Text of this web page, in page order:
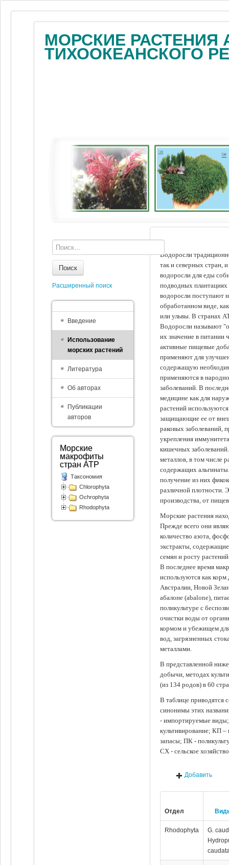
МОРСКИЕ РАСТЕНИЯ
ТИХООКЕАНСКОГО
Водоросли
так и северных стран,
водоросли для еды
подводных
водоросли поступают
обработанном виде,
или ульвы. В странах
Водоросли называют
их значение в питании
активные пищевые
применяют для
содержащую
применяются в
заболеваний. В
медицине как для
растений
защищающие ее от
раковых заболеваний,
укрепления
кишечных
металлов, в том числе
содержащих
получение из них
различной плотности.
производства, от
Морские растения
Прежде всего они
количество азота,
экстракты,
семян и росту
В последнее время
используются как
Австралии, Новой
абалоне (abalone),
поликультуре с
очистки воды от
кормом и убежищем
вод, загрязненных
металлами.
В представленной
добычи, методах
(из 134 родов) в 60
В таблице приводятся
синонимы этих
- импортируемые
культивирование; КП
запасы; ПК -
СХ - сельское
Добавить
Отдел
Rhodophyta
G.
Поиск
Расширенный поиск
Введение
Использование
морских растений
Литература
Об авторах
Публикации
авторов
Морские
макрофиты
стран АТР
Таксономия
Chlorophyta
Ochrophyta
Rhodophyta